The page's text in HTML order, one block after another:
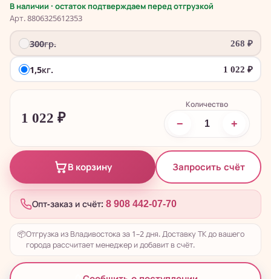
В наличии · остаток подтверждаем перед отгрузкой
Арт. 8806325612353
300гр. 268 ₽
1,5кг. 1 022 ₽
1 022 ₽
Количество
− +
В корзину Запросить счёт
Опт-заказ и счёт: 8 908 442-07-70
📦Отгрузка из Владивостока за 1–2 дня. Доставку ТК до вашего
города рассчитает менеджер и добавит в счёт.